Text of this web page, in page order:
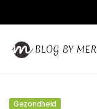
Gezondheid